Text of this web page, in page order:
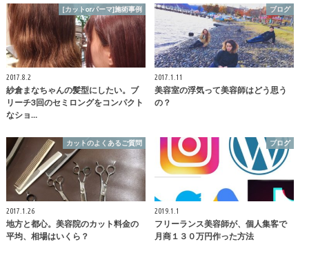
[カットorパーマ]施術事例
2017.8.2
紗倉まなちゃんの髪型にしたい。ブ
リーチ3回のセミロングをコンパクト
なショ…
ブログ
2017.1.11
美容室の浮気って美容師はどう思う
の？
カットのよくあるご質問
2017.1.26
地方と都心。美容院のカット料金の
平均、相場はいくら？
ブログ
2019.1.1
フリーランス美容師が、個人集客で
月商１３０万円作った方法